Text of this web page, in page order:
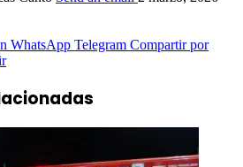
WhatsApp Telegram Compartir por